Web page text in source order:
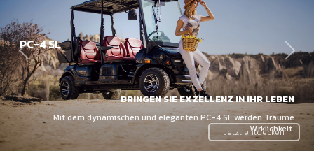
PC-4 SL
BRINGEN SIE EXZELLENZ IN IHR LEBEN
Mit dem dynamischen und eleganten PC-4 SL werden Träume
Wirklichkeit.
Jetzt entdecken
Zurick